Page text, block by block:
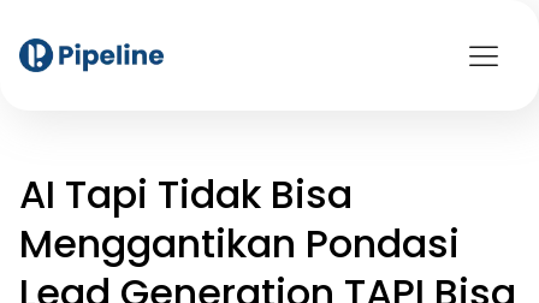
AI Tapi Tidak Bisa
Menggantikan Pondasi